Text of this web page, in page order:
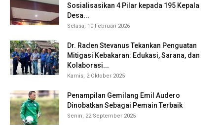
Sosialisasikan 4 Pilar kepada 195 Kepala
Desa...
Selasa, 10 Februari 2026
Dr. Raden Stevanus Tekankan Penguatan
Mitigasi Kebakaran: Edukasi, Sarana, dan
Kolaborasi...
Kamis, 2 Oktober 2025
Penampilan Gemilang Emil Audero
Dinobatkan Sebagai Pemain Terbaik
Senin, 22 September 2025